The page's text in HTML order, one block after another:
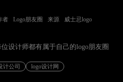
者 Logo朋友圈 来源 威士忌logo
设计师都有属于自己的logo朋友圈
计公司 logo设计网